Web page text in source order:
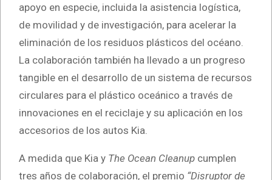
apoyo en especie, incluida la asistencia logística,
de movilidad y de investigación, para acelerar la
eliminación de los residuos plásticos del océano.
La colaboración también ha llevado a un progreso
tangible en el desarrollo de un sistema de recursos
circulares para el plástico oceánico a través de
innovaciones en el reciclaje y su aplicación en los
accesorios de los autos Kia.
A medida que Kia y The Ocean Cleanup cumplen
tres años de colaboración, el premio “Disruptor de